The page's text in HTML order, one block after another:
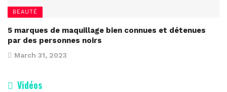
BEAUTÉ
5 marques de maquillage bien connues et détenues
par des personnes noirs
March 31, 2023
Vidéos